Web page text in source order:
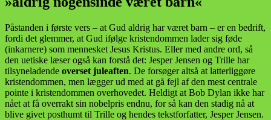
Påstanden i første vers – at Gud aldrig har været barn – er en bedrift,
fordi det glemmer, at Gud ifølge kristendommen lader sig føde
(inkarnere) som mennesket Jesus Kristus. Eller med andre ord, så
den uetiske læser også kan forstå det: Jesper Jensen og Trille har
tilsyneladende overset juleaften. De forsøger altså at latterliggøre
kristendommen, men lægger ud med at gå fejl af den mest centrale
pointe i kristendommen overhovedet. Heldigt at Bob Dylan ikke har
nået at få overrakt sin nobelpris endnu, for så kan den stadig nå at
blive givet posthumt til Trille og hendes tekstforfatter, Jesper Jensen.